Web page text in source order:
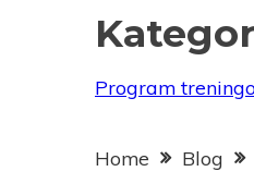
Program
Home Blog